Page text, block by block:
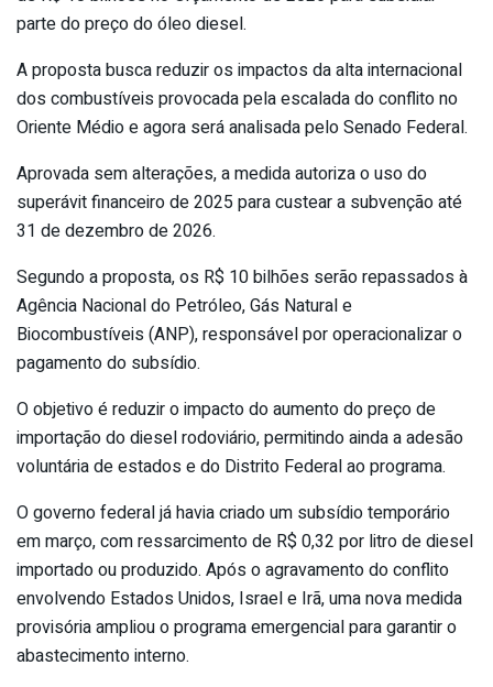
parte do preço do óleo diesel.
A proposta busca reduzir os impactos da alta internacional
dos combustíveis provocada pela escalada do conflito no
Oriente Médio e agora será analisada pelo Senado Federal.
Aprovada sem alterações, a medida autoriza o uso do
superávit financeiro de 2025 para custear a subvenção até
31 de dezembro de 2026.
Segundo a proposta, os R$ 10 bilhões serão repassados à
Agência Nacional do Petróleo, Gás Natural e
Biocombustíveis (ANP), responsável por operacionalizar o
pagamento do subsídio.
O objetivo é reduzir o impacto do aumento do preço de
importação do diesel rodoviário, permitindo ainda a adesão
voluntária de estados e do Distrito Federal ao programa.
O governo federal já havia criado um subsídio temporário
em março, com ressarcimento de R$ 0,32 por litro de diesel
importado ou produzido. Após o agravamento do conflito
envolvendo Estados Unidos, Israel e Irã, uma nova medida
provisória ampliou o programa emergencial para garantir o
abastecimento interno.